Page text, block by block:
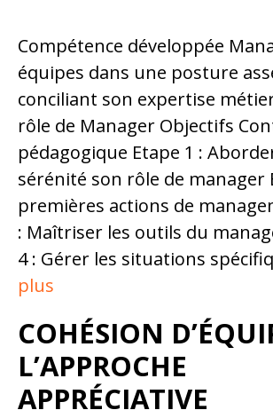
Compétence développée
équipes dans une posture
conciliant son expertise
rôle de Manager Objectifs
pédagogique Etape 1 :
sérénité son rôle de manager
premières actions de
: Maîtriser les outils du
4 : Gérer les situations
plus
COHÉSION
L’APPROCHE
APPRÉCIATIVE